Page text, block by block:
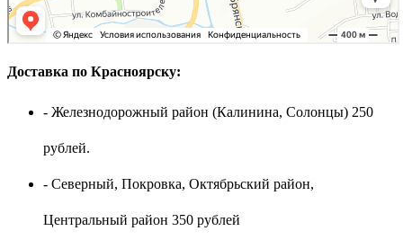
Доставка по Красноярску:
- Железнодорожный район (Калинина, Солонцы) 250
рублей.
- Северный, Покровка, Октябрьский район,
Центральный район 350 рублей